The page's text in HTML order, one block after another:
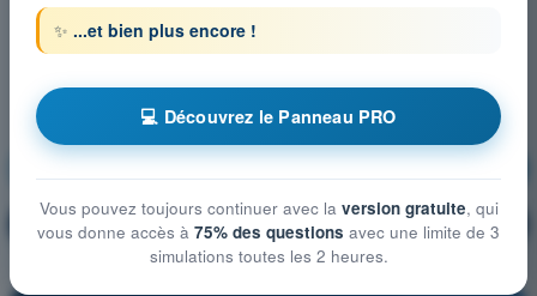
🔒 PRO Explication de la question
✨ ...et bien plus encore !
💻 Découvrez le Panneau PRO
Vous pouvez toujours continuer avec la version gratuite, qui
vous donne accès à 75% des questions avec une limite de 3
simulations toutes les 2 heures.